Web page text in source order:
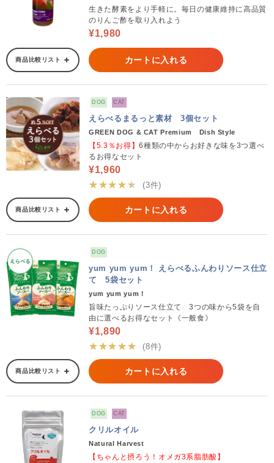
生きた酵素をより手軽に。毎日の健康維持に高品質
のりんご酢を取り入れよう
¥1,980
商品比較リスト カートに入れる
DOG CAT
えらべるまるっと素材 3個セット
GREEN DOG & CAT Premium Dish Style
【5.3％お得】6種類の中からお好きな味を3つ選べ
るお得なセット
¥1,960
★★★★★
(3件)
商品比較リスト カートに入れる
DOG
yum yum yum！ えらべるふんわりソース仕立
て 5袋セット
yum yum yum！
旨味たっぷりソース仕立て 3つの味から5袋を自
由に選べるお得なセット《一般食》
¥1,890
★★★★★
(8件)
商品比較リスト カートに入れる
DOG CAT
クリルオイル
Natural Harvest
【ちゃんと摂ろう！オメガ3系脂肪酸】